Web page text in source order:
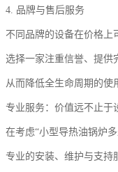
4. 品牌与售后服务
不同品牌的设备在价格上
选择一家注重信誉、提供
从而降低全生命周期的使
专业服务：价值远不止于
在考虑“小型导热油锅炉
专业的安装、维护与支持